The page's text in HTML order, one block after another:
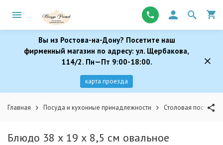
Вы из Ростова-на-Дону? Посетите наш
фирменный магазин по адресу: ул. Щербакова,
114/2. Пн—Пт 9:00-18:00.
карта проезда
Главная Посуда и кухонные принадлежности Столовая посуда
Блюдо 38 х 19 х 8,5 см овальное